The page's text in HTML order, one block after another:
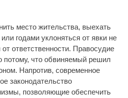
место жительства, выехать
годами уклоняться от явки не
ответственности. Правосудие
потому, что обвиняемый решил
Напротив, современное
законодательство
позволяющие обеспечить